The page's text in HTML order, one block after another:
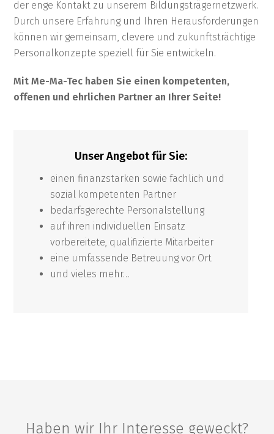
der enge Kontakt zu unserem Bildungsträgernetzwerk.
Durch unsere Erfahrung und Ihren Herausforderungen
können wir gemeinsam, clevere und zukunftsträchtige
Personalkonzepte speziell für Sie entwickeln.
Mit Me-Ma-Tec haben Sie einen kompetenten,
offenen und ehrlichen Partner an Ihrer Seite!
Unser Angebot für Sie:
einen finanzstarken sowie fachlich und
sozial kompetenten Partner
bedarfsgerechte Personalstellung
auf ihren individuellen Einsatz
vorbereitete, qualifizierte Mitarbeiter
eine umfassende Betreuung vor Ort
und vieles mehr…
Haben wir Ihr Interesse geweckt?